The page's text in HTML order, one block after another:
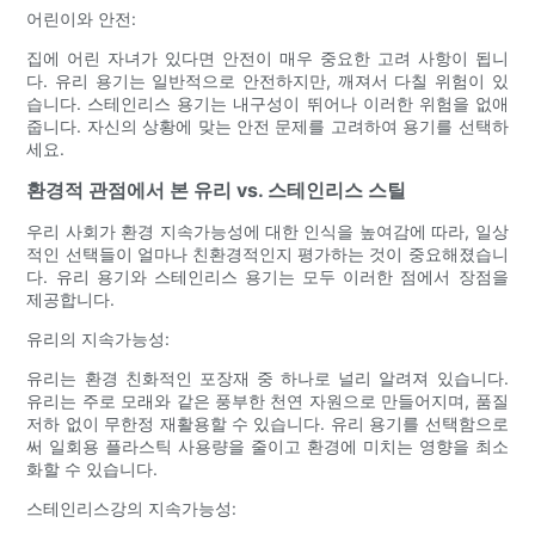
어린이와 안전:
집에 어린 자녀가 있다면 안전이 매우 중요한 고려 사항이 됩니
다. 유리 용기는 일반적으로 안전하지만, 깨져서 다칠 위험이 있
습니다. 스테인리스 용기는 내구성이 뛰어나 이러한 위험을 없애
줍니다. 자신의 상황에 맞는 안전 문제를 고려하여 용기를 선택하
세요.
환경적 관점에서 본 유리 vs. 스테인리스 스틸
우리 사회가 환경 지속가능성에 대한 인식을 높여감에 따라, 일상
적인 선택들이 얼마나 친환경적인지 평가하는 것이 중요해졌습니
다. 유리 용기와 스테인리스 용기는 모두 이러한 점에서 장점을
제공합니다.
유리의 지속가능성:
유리는 환경 친화적인 포장재 중 하나로 널리 알려져 있습니다.
유리는 주로 모래와 같은 풍부한 천연 자원으로 만들어지며, 품질
저하 없이 무한정 재활용할 수 있습니다. 유리 용기를 선택함으로
써 일회용 플라스틱 사용량을 줄이고 환경에 미치는 영향을 최소
화할 수 있습니다.
스테인리스강의 지속가능성: